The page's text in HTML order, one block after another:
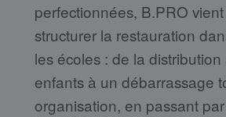
perfectionnées, B.PRO
structurer la restauration
les écoles : de la
enfants à un débarrassage
organisation, en passant